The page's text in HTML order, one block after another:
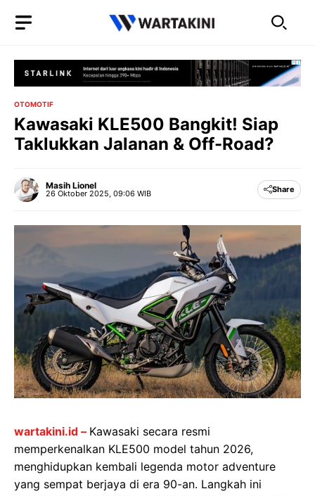
OTOMOTIF
Kawasaki KLE500 Bangkit! Siap
Taklukkan Jalanan & Off-Road?
Masih Lionel
26 Oktober 2025, 09:06 WIB Share
wartakini.id – Kawasaki secara resmi
memperkenalkan KLE500 model tahun 2026,
menghidupkan kembali legenda motor adventure
yang sempat berjaya di era 90-an. Langkah ini